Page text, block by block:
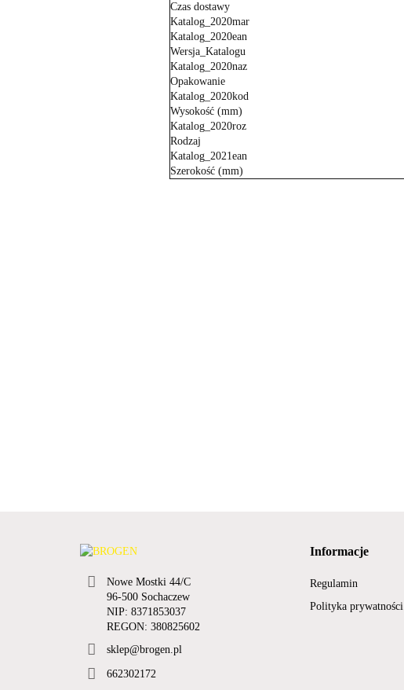
Czas dostawy
Katalog_2020mar
Katalog_2020ean
Wersja_Katalogu
Katalog_2020naz
Opakowanie
Katalog_2020kod
Wysokość (mm)
Katalog_2020roz
Rodzaj
Katalog_2021ean
Szerokość (mm)
Nowe Mostki 44/C
96-500 Sochaczew
NIP: 8371853037
REGON: 380825602
sklep@brogen.pl
662302172
Informacje
Regulamin
Polityka prywatności